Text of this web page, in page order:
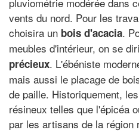
vents du nord. Pour les
choisira un bois d'acacia.
meubles d'intérieur, on se
précieux. L'ébéniste
mais aussi le placage de
de paille. Historiquement,
résineux telles que l'épicéa
par les artisans de la région